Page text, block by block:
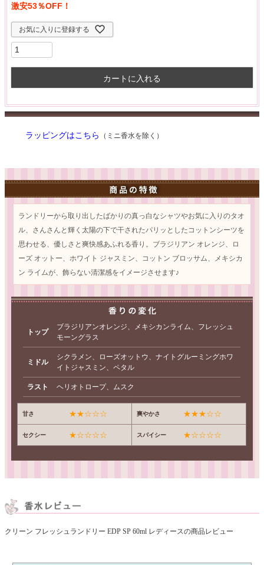
激安53％OFF！
お気に入りに登録する
カートに入れる
ラッピングはこちら （ミニ香水を除く）
ランドリーから取り出したばかりの真っ白なシャツやお気に入りのタオ
ル、さんさんと輝く太陽の下で干されたパリッとしたコットンシーツを
思わせる、優しさと爽快感あふれる香り。ブラジリアン オレンジ、ロ
ーズ オットー、ホワイト ジャスミン、コットン ブロッサム、メキシカ
ン ライムが、飾らない清潔感をイメージさせます♪
トップ
ブラジリアンオレンジ、メキシカンライム、フレッシュ
モーングラス
ミドル
シクラメン、ローズオットウ、ナイトグルーミングホワ
イトジャスミン、ペタル
ラスト ヘリオトロープ、ムスク
甘さ ★★☆☆☆ 爽やかさ ★★★☆☆
セクシー ★☆☆☆☆ スパイシー ★☆☆☆☆
クリーン フレッシュランドリー EDP SP 60ml レディースの商品レビュー